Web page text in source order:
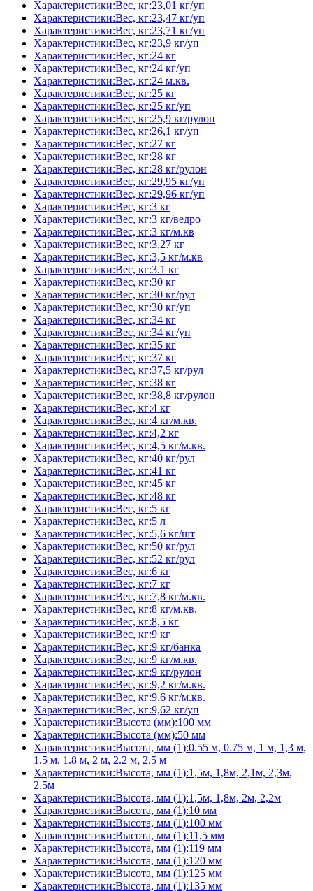
Характеристики:Вес, кг:23,01 кг/уп
Характеристики:Вес, кг:23,47 кг/уп
Характеристики:Вес, кг:23,71 кг/уп
Характеристики:Вес, кг:23,9 кг/уп
Характеристики:Вес, кг:24 кг
Характеристики:Вес, кг:24 кг/уп
Характеристики:Вес, кг:24 м.кв.
Характеристики:Вес, кг:25 кг
Характеристики:Вес, кг:25 кг/уп
Характеристики:Вес, кг:25,9 кг/рулон
Характеристики:Вес, кг:26,1 кг/уп
Характеристики:Вес, кг:27 кг
Характеристики:Вес, кг:28 кг
Характеристики:Вес, кг:28 кг/рулон
Характеристики:Вес, кг:29,95 кг/уп
Характеристики:Вес, кг:29,96 кг/уп
Характеристики:Вес, кг:3 кг
Характеристики:Вес, кг:3 кг/ведро
Характеристики:Вес, кг:3 кг/м.кв
Характеристики:Вес, кг:3,27 кг
Характеристики:Вес, кг:3,5 кг/м.кв
Характеристики:Вес, кг:3.1 кг
Характеристики:Вес, кг:30 кг
Характеристики:Вес, кг:30 кг/рул
Характеристики:Вес, кг:30 кг/уп
Характеристики:Вес, кг:34 кг
Характеристики:Вес, кг:34 кг/уп
Характеристики:Вес, кг:35 кг
Характеристики:Вес, кг:37 кг
Характеристики:Вес, кг:37,5 кг/рул
Характеристики:Вес, кг:38 кг
Характеристики:Вес, кг:38,8 кг/рулон
Характеристики:Вес, кг:4 кг
Характеристики:Вес, кг:4 кг/м.кв.
Характеристики:Вес, кг:4,2 кг
Характеристики:Вес, кг:4,5 кг/м.кв.
Характеристики:Вес, кг:40 кг/рул
Характеристики:Вес, кг:41 кг
Характеристики:Вес, кг:45 кг
Характеристики:Вес, кг:48 кг
Характеристики:Вес, кг:5 кг
Характеристики:Вес, кг:5 л
Характеристики:Вес, кг:5,6 кг/шт
Характеристики:Вес, кг:50 кг/рул
Характеристики:Вес, кг:52 кг/рул
Характеристики:Вес, кг:6 кг
Характеристики:Вес, кг:7 кг
Характеристики:Вес, кг:7,8 кг/м.кв.
Характеристики:Вес, кг:8 кг/м.кв.
Характеристики:Вес, кг:8,5 кг
Характеристики:Вес, кг:9 кг
Характеристики:Вес, кг:9 кг/банка
Характеристики:Вес, кг:9 кг/м.кв.
Характеристики:Вес, кг:9 кг/рулон
Характеристики:Вес, кг:9,2 кг/м.кв.
Характеристики:Вес, кг:9,6 кг/м.кв.
Характеристики:Вес, кг:9,62 кг/уп
Характеристики:Высота (мм):100 мм
Характеристики:Высота (мм):50 мм
Характеристики:Высота, мм (1):0.55 м, 0.75 м, 1 м, 1,3 м,
1.5 м, 1.8 м, 2 м, 2.2 м, 2.5 м
Характеристики:Высота, мм (1):1,5м, 1,8м, 2,1м, 2,3м,
2,5м
Характеристики:Высота, мм (1):1,5м, 1,8м, 2м, 2,2м
Характеристики:Высота, мм (1):10 мм
Характеристики:Высота, мм (1):100 мм
Характеристики:Высота, мм (1):11,5 мм
Характеристики:Высота, мм (1):119 мм
Характеристики:Высота, мм (1):120 мм
Характеристики:Высота, мм (1):125 мм
Характеристики:Высота, мм (1):135 мм